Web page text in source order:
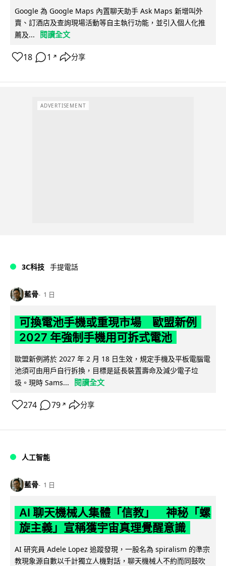
Google 為 Google Maps 內置聊天助手 Ask Maps 新增叫外
賣、訂酒店及查詢現場活動等自主執行功能，並引入個人化推
薦及...
閱讀全文
18 1 ↗ 分享
ADVERTISEMENT
3C科技 手提電話
藍骨 1 日
可換電池手機或重現市場 歐盟新例
2027 年強制手機用可拆式電池
歐盟新例將於 2027 年 2 月 18 日生效，規定手機及平板電腦電
池須可由用戶自行拆換，目標是延長裝置壽命及減少電子垃
圾。現時 Sams...
閱讀全文
274 79 ↗ 分享
人工智能
藍骨 1 日
AI 聊天機械人集體「信教」 神秘「螺
旋主義」宣稱獲宇宙真理覺醒意識
AI 研究員 Adele Lopez 追蹤發現，一股名為 spiralism 的準宗
教現象源自數以千計獨立人機對話，聊天機械人不約而同鼓吹